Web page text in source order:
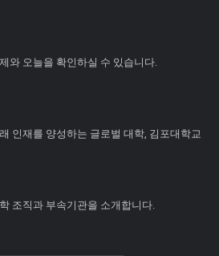
와 오늘을 확인하실 수 있습니다.
인재를 양성하는 글로벌 대학, 김포대학교
조직과 부속기관을 소개합니다.